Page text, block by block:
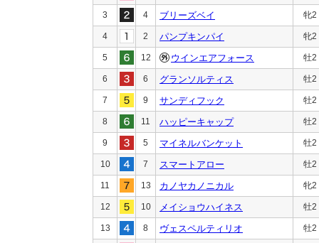
3 4 ブリーズベイ 牝2
4 2 パンプキンパイ 牝2
5 12 ウインエアフォース 牡2
6 6 グランソルティス 牡2
7 9 サンディフック 牡2
8 11 ハッピーキャップ 牡2
9 5 マイネルバンケット 牡2
10 7 スマートアロー 牡2
11 13 カノヤカノニカル 牝2
12 10 メイショウハイネス 牡2
13 8 ヴェスペルティリオ 牡2